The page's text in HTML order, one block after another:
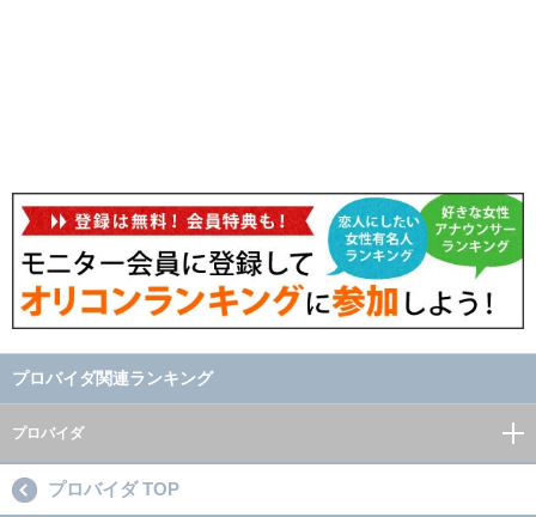
プロバイダ関連ランキング
プロバイダ
プロバイダ TOP